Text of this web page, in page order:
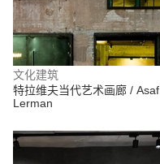
文化建筑
特拉维夫当代艺术画廊 / Asaf
Lerman